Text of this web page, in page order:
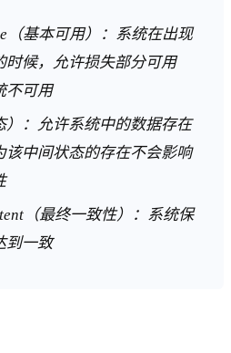
（基本可用）：系统在出现
时候，允许损失部分可用
不可用
）：允许系统中的数据存在
该中间状态的存在不会影响
（最终一致性）：系统保
到一致